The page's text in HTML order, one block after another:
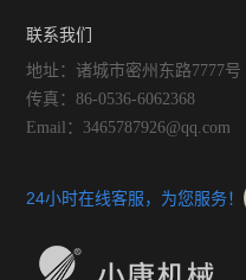
联系我们
地址：诸城市密州东路7777号
传真：86-0536-6062368
Email：3465787926@qq.com
24小时在线客服，为您服务！